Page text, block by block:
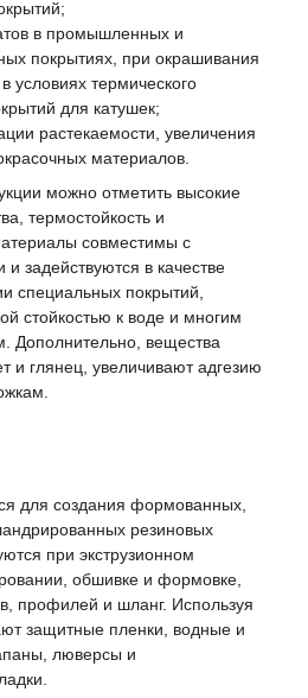
в промышленных и
покрытиях, при окрашивания
условиях термического
для катушек;
растекаемости, увеличения
материалов.
можно отметить высокие
термостойкость и
совместимы с
задействуются в качестве
специальных покрытий,
стойкостью к воде и многим
Дополнительно, вещества
и глянец, увеличивают адгезию
для создания формованных,
резиновых
при экструзионном
обшивке и формовке,
профилей и шланг. Используя
защитные пленки, водные и
люверсы и